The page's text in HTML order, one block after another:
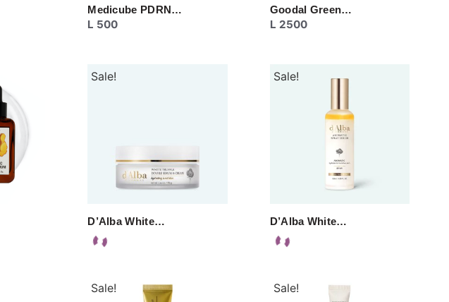
Medicube PDRN…
L 500
Goodal Green…
L 2500
Sale!
D’Alba White…
Sale!
D’Alba White…
Sale! Sale!